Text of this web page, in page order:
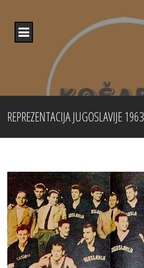
content
REPREZENTACIJA JUGOSLAVIJE 1963